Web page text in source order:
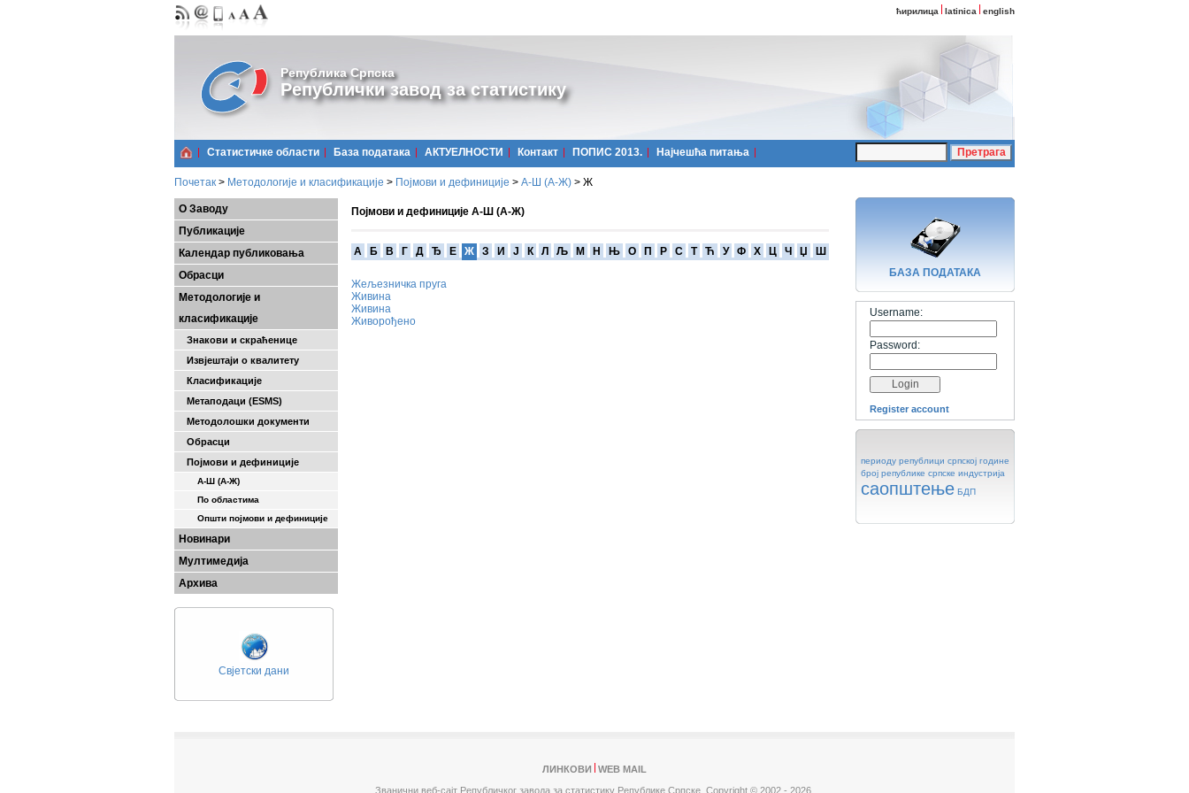
ћирилица latinica english
Република Српска
Републички завод за статистику
Статистичке области Базa података АКТУЕЛНОСТИ Контакт ПОПИС 2013. Најчешћa питања
Почетак > Методологије и класификације > Појмови и дефиниције > А-Ш (A-Ж) > Ж
О Заводу
Публикације
Календар публиковања
Обрасци
Методологије и
класификације
Знакови и скраћенице
Извјештаји о квалитету
Класификације
Метаподаци (ESMS)
Методолошки документи
Обрасци
Појмови и дефиниције
А-Ш (A-Ж)
По областима
Општи појмови и дефиниције
Новинари
Мултимедија
Архива
Свјетски дани
Појмови и дефиниције А-Ш (А-Ж)
A Б В Г Д Ђ Е Ж З И Ј К Л Љ М Н Њ О П Р С Т Ћ У Ф Х Ц Ч Џ Ш
Жељезничка пруга
Живина
Живина
Живорођено
БАЗA ПОДАТАКА
Username:
Password:
Register account
периоду републици српској године
број републике српске индустрија
саопштење БДП
ЛИНКОВИ
WEB MAIL
Званични веб-сајт Републичког завода за статистику Републике Српске, Copyright © 2002 - 2026.